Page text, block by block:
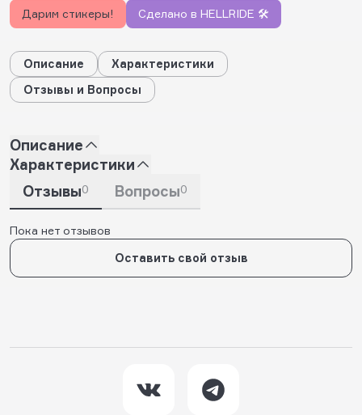
Дарим стикеры! Сделано в HELLRIDE 🛠️
Описание
Характеристики
Отзывы и Вопросы
Описание
Характеристики
Отзывы0 Вопросы0
Пока нет отзывов
Оставить свой отзыв